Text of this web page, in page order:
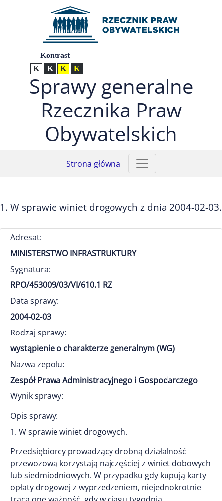
Przejdź do menu głównego (nacisnij Enter)
Przejdź do treści (nacisnij Enter)
Przejdź do mapy serwisu (nacisnij Enter)
UstawieniaKontrast
Kontrast normalny
Kontrast biały tekst na czarnym
Kontrast czarny tekst na żółtym
Sprawy generalne
Rzecznika Praw
Obywatelskich
Strona główna
1. W sprawie winiet drogowych z dnia 2004-02-03.
Adresat:
MINISTERSTWO INFRASTRUKTURY
Sygnatura:
RPO/453009/03/VI/610.1 RZ
Data sprawy:
2004-02-03
Rodzaj sprawy:
wystąpienie o charakterze generalnym (WG)
Nazwa zepołu:
Zespół Prawa Administracyjnego i Gospodarczego
Wynik sprawy:
Opis sprawy:
1. W sprawie winiet drogowych.
Przedsiębiorcy prowadzący drobną działalność
przewozową korzystają najczęściej z winiet dobowych
lub siedmiodniowych. W przypadku gdy kupują karty
opłaty drogowej z wyprzedzeniem, niejednokrotnie